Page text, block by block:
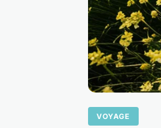
VOYAGE